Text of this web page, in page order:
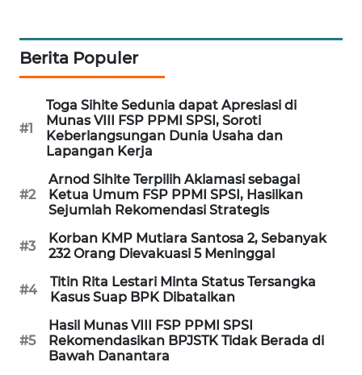
Berita Populer
#1
Toga Sihite Sedunia dapat Apresiasi di
Munas VIII FSP PPMI SPSI, Soroti
Keberlangsungan Dunia Usaha dan
Lapangan Kerja
#2
Arnod Sihite Terpilih Aklamasi sebagai
Ketua Umum FSP PPMI SPSI, Hasilkan
Sejumlah Rekomendasi Strategis
#3
Korban KMP Mutiara Santosa 2, Sebanyak
232 Orang Dievakuasi 5 Meninggal
#4
Titin Rita Lestari Minta Status Tersangka
Kasus Suap BPK Dibatalkan
#5
Hasil Munas VIII FSP PPMI SPSI
Rekomendasikan BPJSTK Tidak Berada di
Bawah Danantara
KONSUMEN
LISTRIK
WAHANA
TRAVEL
WAHANA
ID
WAHANANEWS
CO ID